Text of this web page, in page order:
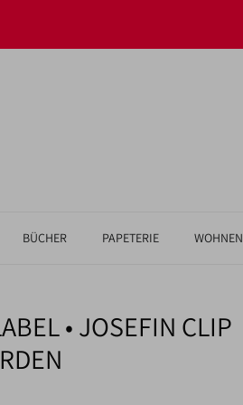
BÜCHER PAPETERIE WOHNEN
• JOSEFIN CLIP